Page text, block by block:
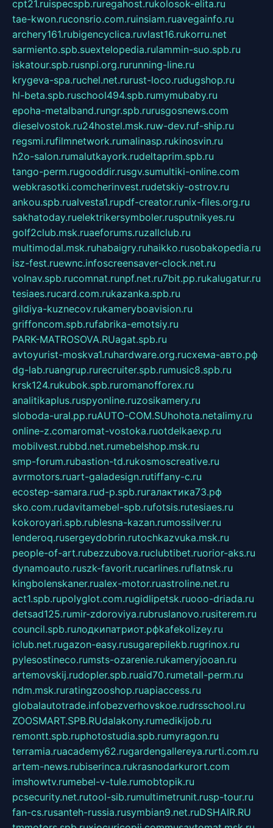
cpt21.ruispecspb.ruregahost.rukolosok-elita.ru
tae-kwon.ruconsrio.com.ruinsiam.ruavegainfo.ru
archery161.rubigencyclica.ruvlast16.rukorru.net
sarmiento.spb.suextelopedia.rulammin-suo.spb.ru
iskatour.spb.rusnpi.org.rurunning-line.ru
krygeva-spa.ruchel.net.rurust-loco.rudugshop.ru
hl-beta.spb.ruschool494.spb.rumymubaby.ru
epoha-metalband.rungr.spb.rurusgosnews.com
dieselvostok.ru24hostel.msk.ruw-dev.ruf-ship.ru
regsmi.rufilmnetwork.rumalinasp.rukinosvin.ru
h2o-salon.rumalutkayork.rudeltaprim.spb.ru
tango-perm.rugooddir.rusgv.sumultiki-online.com
webkrasotki.comcherinvest.rudetskiy-ostrov.ru
ankou.spb.rualvesta1.rupdf-creator.runix-files.org.ru
sakhatoday.ruelektrikersymboler.rusputnikyes.ru
golf2club.msk.ruaeforums.ruzallclub.ru
multimodal.msk.ruhabaigry.ruhaikko.rusobakopedia.ru
isz-fest.ruewnc.infoscreensaver-clock.net.ru
volnav.spb.rucomnat.runpf.net.ru7bit.pp.rukalugatur.ru
tesiaes.rucard.com.rukazanka.spb.ru
gildiya-kuznecov.rukameryboavision.ru
griffoncom.spb.rufabrika-emotsiy.ru
PARK-MATROSOVA.RUagat.spb.ru
avtoyurist-moskva1.ruhardware.org.ruсхема-авто.рф
dg-lab.ruangrup.rurecruiter.spb.rumusic8.spb.ru
krsk124.rukubok.spb.ruromanofforex.ru
analitikaplus.ruspyonline.ruzosikamery.ru
sloboda-ural.pp.ruAUTO-COM.SUhohota.netalimy.ru
online-z.comaromat-vostoka.ruotdelkaexp.ru
mobilvest.rubbd.net.rumebelshop.msk.ru
smp-forum.rubastion-td.rukosmoscreative.ru
avrmotors.ruart-galadesign.rutiffany-c.ru
ecostep-samara.rud-p.spb.ruгалактика73.рф
sko.com.rudavitamebel-spb.rufotsis.rutesiaes.ru
kokoroyari.spb.rublesna-kazan.rumossilver.ru
lenderoq.rusergeydobrin.rutochkazvuka.msk.ru
people-of-art.rubezzubova.ruclubtibet.ruorior-aks.ru
dynamoauto.ruszk-favorit.rucarlines.ruflatnsk.ru
kingbolenskaner.rualex-motor.ruastroline.net.ru
act1.spb.rupolyglot.com.rugidlipetsk.ruooo-driada.ru
detsad125.rumir-zdoroviya.rubruslanovo.rusiterem.ru
council.spb.ruлодкипатриот.рфkafekolizey.ru
iclub.net.rugazon-easy.rusugarepilekb.rugrinox.ru
pylesostineco.rumsts-ozarenie.rukameryjooan.ru
artemovskij.rudopler.spb.ruaid70.rumetall-perm.ru
ndm.msk.ruratingzooshop.ruapiaccess.ru
globalautotrade.infobezverhovskoe.rudrsschool.ru
ZOOSMART.SPB.RUdalakony.rumedikijob.ru
remontt.spb.ruphotostudia.spb.rumyragon.ru
terramia.ruacademy62.rugardengallereya.rurti.com.ru
artem-news.rubiserinca.rukrasnodarkurort.com
imshowtv.rumebel-v-tule.rumobtopik.ru
pcsecurity.net.rutool-sib.rumultimetrunit.rusp-tour.ru
fan-cs.rusanteh-russia.rusymbian9.net.ruDSHAIR.RU